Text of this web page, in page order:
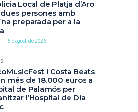
Local de Platja d’Aro
persones amb
preparada per a la
- 6 d'agost de 2026
i Costa Beats
més de 18.000 euros a
de Palamós per
l’Hospital de Dia